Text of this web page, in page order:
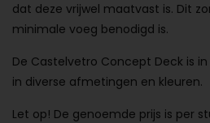
dat deze vrijwel maatvast is. Dit
minimale voeg benodigd is.
De Castelvetro Concept Deck is in
in diverse afmetingen en kleuren.
Let op! De genoemde prijs is per